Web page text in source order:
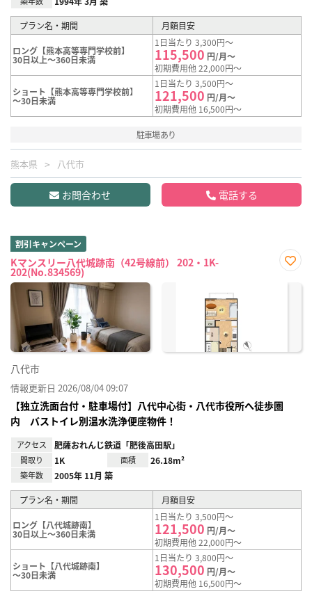
プラン名・期間 月額目安
ロング【熊本高等専門学校前】
30日以上～360日未満
1日当たり 3,300円～
115,500 円/月～
初期費用他 22,000円～
ショート【熊本高等専門学校前】
～30日未満
1日当たり 3,500円～
121,500 円/月～
初期費用他 16,500円～
駐車場あり
熊本県 八代市
お問合わせ 電話する
割引キャンペーン
Kマンスリー八代城跡南（42号線前） 202・1K-
202(No.834569)
に入
八代市
情報更新日 2026/08/04 09:07
【独立洗面台付・駐車場付】八代中心街・八代市役所へ徒歩圏
内 バストイレ別温水洗浄便座物件！
アクセス 肥薩おれんじ鉄道「肥後高田駅」
間取り 1K 面積 26.18m²
築年数 2005年 11月 築
プラン名・期間 月額目安
ロング【八代城跡南】
30日以上～360日未満
1日当たり 3,500円～
121,500 円/月～
初期費用他 22,000円～
ショート【八代城跡南】
～30日未満
1日当たり 3,800円～
130,500 円/月～
初期費用他 16,500円～